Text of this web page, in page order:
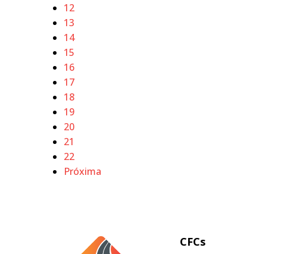
12
13
14
15
16
17
18
19
20
21
22
Próxima
CFCs